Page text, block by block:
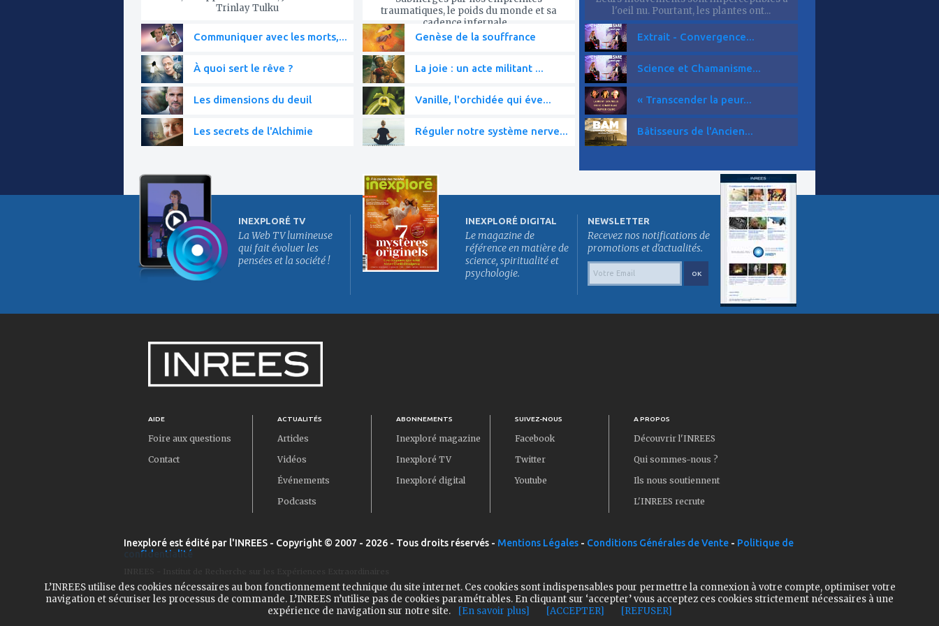
Trinlay Tulku
Communiquer avec les morts,...
À quoi sert le rêve ?
Les dimensions du deuil
Les secrets de l'Alchimie
traumatiques, le poids du monde et sa
cadence infernale,...
Genèse de la souffrance
La joie : un acte militant ...
Vanille, l'orchidée qui éve...
Réguler notre système nerve...
l'oeil nu. Pourtant, les plantes ont...
Extrait - Convergence...
Science et Chamanisme...
« Transcender la peur...
Bâtisseurs de l'Ancien...
INEXPLORÉ TV
La Web TV lumineuse
qui fait évoluer les
pensées et la société !
INEXPLORÉ DIGITAL
Le magazine de
référence en matière de
science, spiritualité et
psychologie.
NEWSLETTER
Recevez nos notifications de
promotions et d'actualités.
AIDE
Foire aux questions
Contact
ACTUALITÉS
Articles
Vidéos
Événements
Podcasts
ABONNEMENTS
Inexploré magazine
Inexploré TV
Inexploré digital
SUIVEZ-NOUS
Facebook
Twitter
Youtube
A PROPOS
Découvrir l'INREES
Qui sommes-nous ?
Ils nous soutiennent
L'INREES recrute
Inexploré est édité par l'INREES - Copyright © 2007 - 2026 - Tous droits réservés - Mentions Légales - Conditions Générales de Vente - Politique de
confidentialité
L’INREES utilise des cookies nécessaires au bon fonctionnement technique du site internet. Ces cookies sont indispensables pour permettre la connexion à votre compte, optimiser votre
navigation et sécuriser les processus de commande. L’INREES n’utilise pas de cookies paramétrables. En cliquant sur ‘accepter’ vous acceptez ces cookies strictement nécessaires à une
expérience de navigation sur notre site.
[En savoir plus] [ACCEPTER] [REFUSER]